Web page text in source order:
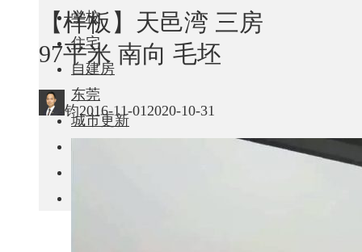
学校
住宅
自建房
东莞
城市更新
【样板】天邑湾 三房
97平米 南向 毛坯
钧2016-11-01 2020-10-31